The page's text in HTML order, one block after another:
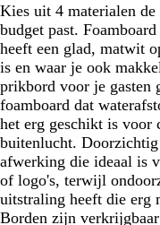
Kies uit 4 materialen
budget past.
heeft een glad, matwit
is en waar je ook
prikbord voor je gasten
foamboard dat
het erg geschikt is voor
buitenlucht.
afwerking die ideaal is
of logo's, terwijl
uitstraling heeft die erg
Borden zijn